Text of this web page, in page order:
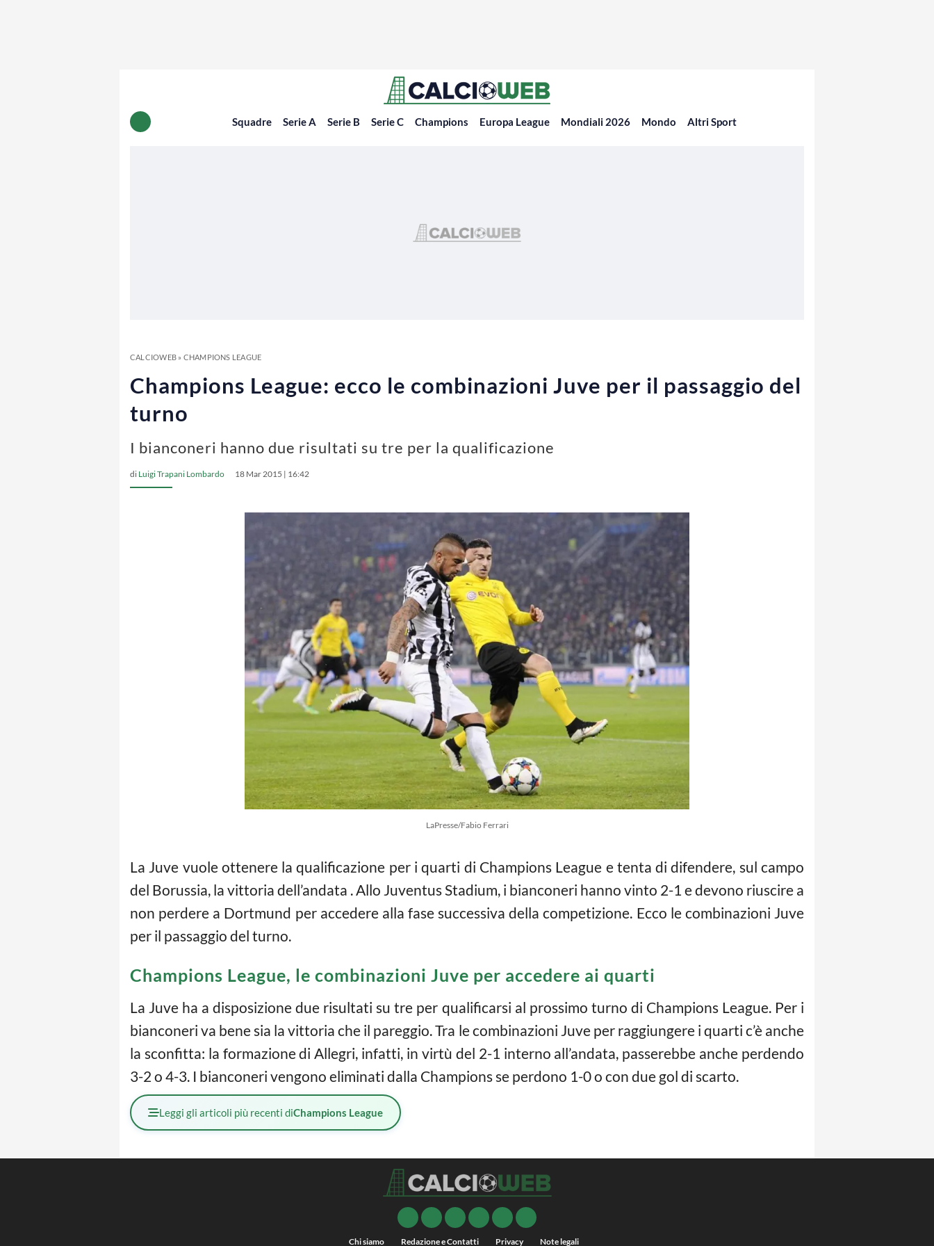
Squadre Serie A Serie B Serie C Champions Europa League Mondiali 2026 Mondo Altri Sport
CALCIOWEB» CHAMPIONS LEAGUE
Champions League: ecco le combinazioni Juve per il passaggio del
turno
I bianconeri hanno due risultati su tre per la qualificazione
di Luigi Trapani Lombardo 18 Mar 2015 | 16:42
LaPresse/Fabio Ferrari
La Juve vuole ottenere la qualificazione per i quarti di Champions League e tenta di difendere, sul campo
del Borussia, la vittoria dell’andata . Allo Juventus Stadium, i bianconeri hanno vinto 2-1 e devono riuscire a
non perdere a Dortmund per accedere alla fase successiva della competizione. Ecco le combinazioni Juve
per il passaggio del turno.
Champions League, le combinazioni Juve per accedere ai quarti
La Juve ha a disposizione due risultati su tre per qualificarsi al prossimo turno di Champions League. Per i
bianconeri va bene sia la vittoria che il pareggio. Tra le combinazioni Juve per raggiungere i quarti c’è anche
la sconfitta: la formazione di Allegri, infatti, in virtù del 2-1 interno all’andata, passerebbe anche perdendo
3-2 o 4-3. I bianconeri vengono eliminati dalla Champions se perdono 1-0 o con due gol di scarto.
Leggi gli articoli più recenti diChampions League
Chi siamo Redazione e Contatti Privacy Note legali